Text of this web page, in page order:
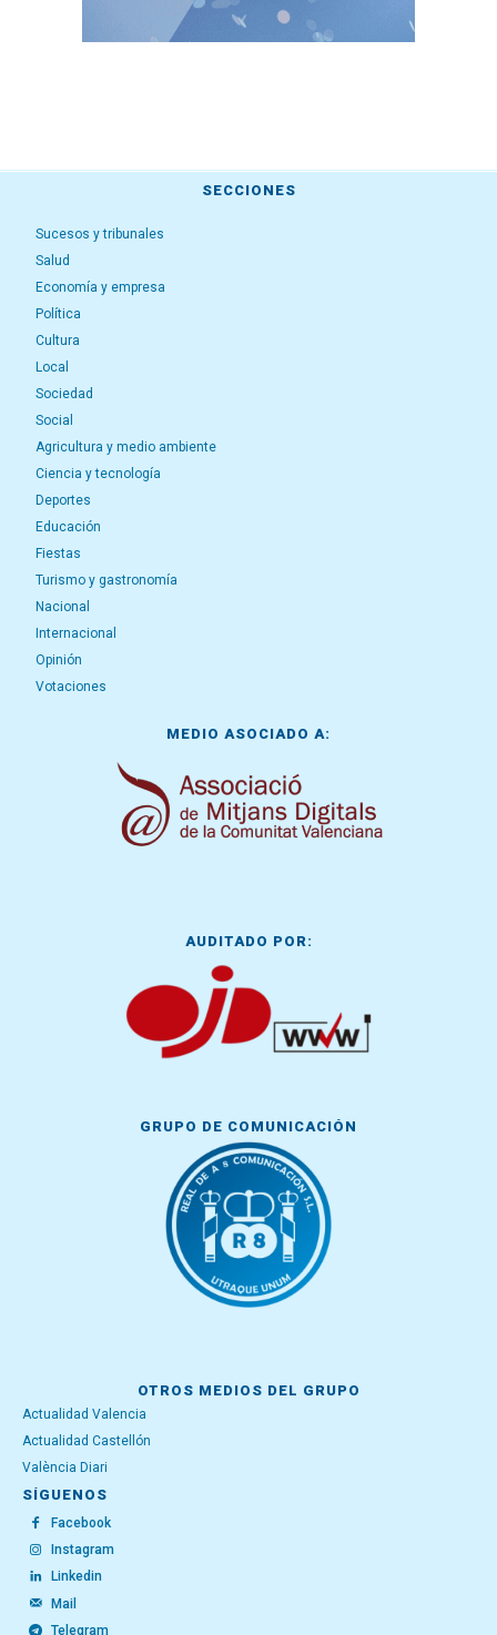
SECCIONES
Sucesos y tribunales
Salud
Economía y empresa
Política
Cultura
Local
Sociedad
Social
Agricultura y medio ambiente
Ciencia y tecnología
Deportes
Educación
Fiestas
Turismo y gastronomía
Nacional
Internacional
Opinión
Votaciones
MEDIO ASOCIADO A:
AUDITADO POR:
GRUPO DE COMUNICACIÓN
OTROS MEDIOS DEL GRUPO
Actualidad Valencia
Actualidad Castellón
València Diari
SÍGUENOS
Facebook
Instagram
Linkedin
Mail
Telegram